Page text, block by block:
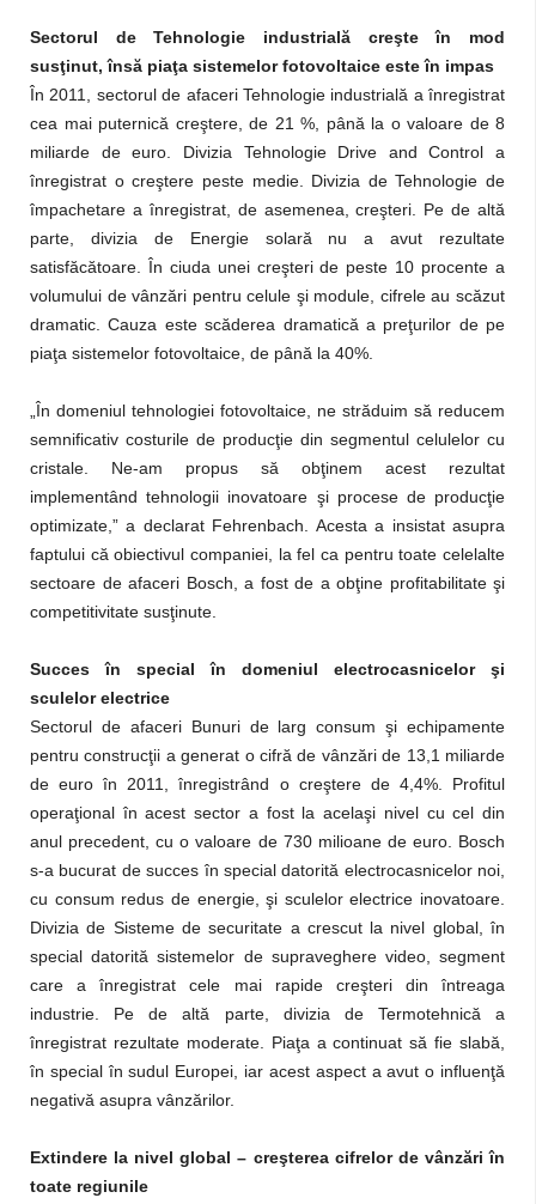
Sectorul de Tehnologie industrială creşte în mod
susţinut, însă piaţa sistemelor fotovoltaice este în impas
În 2011, sectorul de afaceri Tehnologie industrială a înregistrat
cea mai puternică creştere, de 21 %, până la o valoare de 8
miliarde de euro. Divizia Tehnologie Drive and Control a
înregistrat o creştere peste medie. Divizia de Tehnologie de
împachetare a înregistrat, de asemenea, creşteri. Pe de altă
parte, divizia de Energie solară nu a avut rezultate
satisfăcătoare. În ciuda unei creşteri de peste 10 procente a
volumului de vânzări pentru celule şi module, cifrele au scăzut
dramatic. Cauza este scăderea dramatică a preţurilor de pe
piaţa sistemelor fotovoltaice, de până la 40%.
„În domeniul tehnologiei fotovoltaice, ne străduim să reducem
semnificativ costurile de producţie din segmentul celulelor cu
cristale. Ne-am propus să obţinem acest rezultat
implementând tehnologii inovatoare şi procese de producţie
optimizate,” a declarat Fehrenbach. Acesta a insistat asupra
faptului că obiectivul companiei, la fel ca pentru toate celelalte
sectoare de afaceri Bosch, a fost de a obţine profitabilitate şi
competitivitate susţinute.
Succes în special în domeniul electrocasnicelor şi
sculelor electrice
Sectorul de afaceri Bunuri de larg consum şi echipamente
pentru construcţii a generat o cifră de vânzări de 13,1 miliarde
de euro în 2011, înregistrând o creştere de 4,4%. Profitul
operaţional în acest sector a fost la acelaşi nivel cu cel din
anul precedent, cu o valoare de 730 milioane de euro. Bosch
s-a bucurat de succes în special datorită electrocasnicelor noi,
cu consum redus de energie, şi sculelor electrice inovatoare.
Divizia de Sisteme de securitate a crescut la nivel global, în
special datorită sistemelor de supraveghere video, segment
care a înregistrat cele mai rapide creşteri din întreaga
industrie. Pe de altă parte, divizia de Termotehnică a
înregistrat rezultate moderate. Piaţa a continuat să fie slabă,
în special în sudul Europei, iar acest aspect a avut o influenţă
negativă asupra vânzărilor.
Extindere la nivel global – creşterea cifrelor de vânzări în
toate regiunile